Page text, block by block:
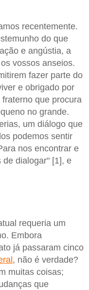
recentemente.
do que
e angústia, a
vossos anseios.
fazer parte do
e obrigado por
que procura
no grande.
um diálogo que
podemos sentir
nos encontrar e
de dialogar" [1], e
requeria um
Embora
já passaram cinco
, não é verdade?
muitas coisas;
que